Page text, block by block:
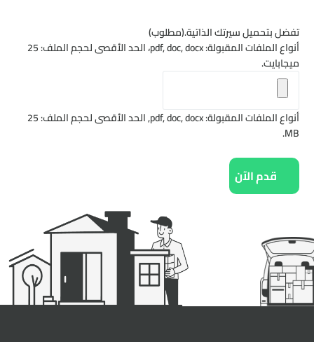
تفضل بتحميل سيرتك الذاتية.(مطلوب)
أنواع الملفات المقبولة: pdf, doc, docx، الحد الأقصى لحجم الملف: 25
ميجابايت.
أنواع الملفات المقبولة: pdf, doc, docx, الحد الأقصى لحجم الملف: 25
MB.